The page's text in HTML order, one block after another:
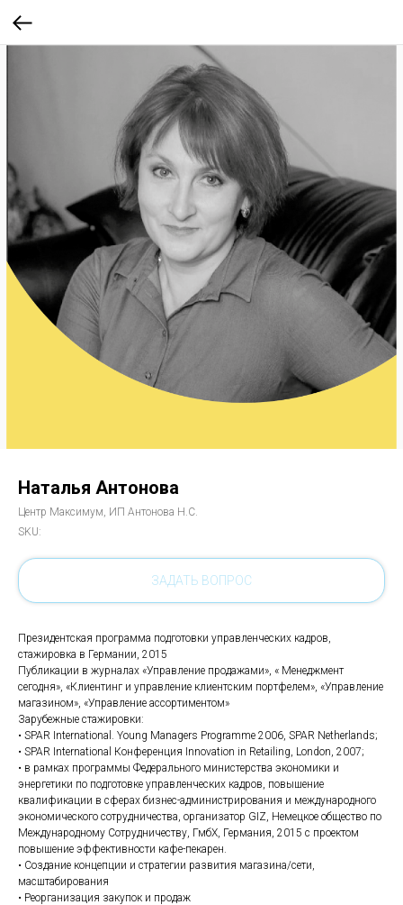
Наталья Антонова
Центр Максимум, ИП Антонова Н.С.
SKU:
ЗАДАТЬ ВОПРОС
Президентская программа подготовки управленческих кадров,
стажировка в Германии, 2015
Публикации в журналах «Управление продажами», « Менеджмент
сегодня», «Клиентинг и управление клиентским портфелем», «Управление
магазином», «Управление ассортиментом»
Зарубежные стажировки:
• SPAR International. Young Managers Programme 2006, SPAR Netherlands;
• SPAR International Конференция Innovation in Retailing, London, 2007;
• в рамках программы Федерального министерства экономики и
энергетики по подготовке управленческих кадров, повышение
квалификации в сферах бизнес-администрирования и международного
экономического сотрудничества, организатор GIZ, Немецкое общество по
Международному Сотрудничеству, ГмбХ, Германия, 2015 с проектом
повышение эффективности кафе-пекарен.
• Создание концепции и стратегии развития магазина/сети,
масштабирования
• Реорганизация закупок и продаж